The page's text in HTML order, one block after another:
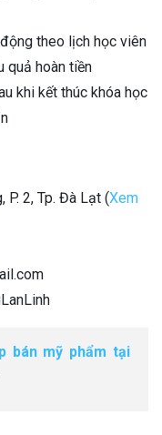
theo lịch học viên
quả hoàn tiền
khi kết thúc khóa học
2, Tp. Đà Lạt (Xem
bán mỹ phẩm tại